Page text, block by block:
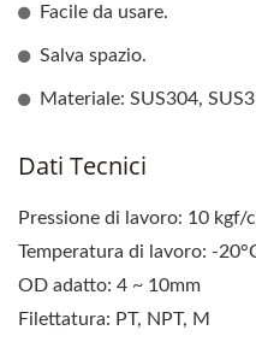
Facile da usare.
Salva spazio.
Materiale: SUS304,
Dati Tecnici
Pressione di lavoro: 10 kgf/
Temperatura di lavoro: -
OD adatto: 4 ~ 10mm
Filettatura: PT, NPT, M